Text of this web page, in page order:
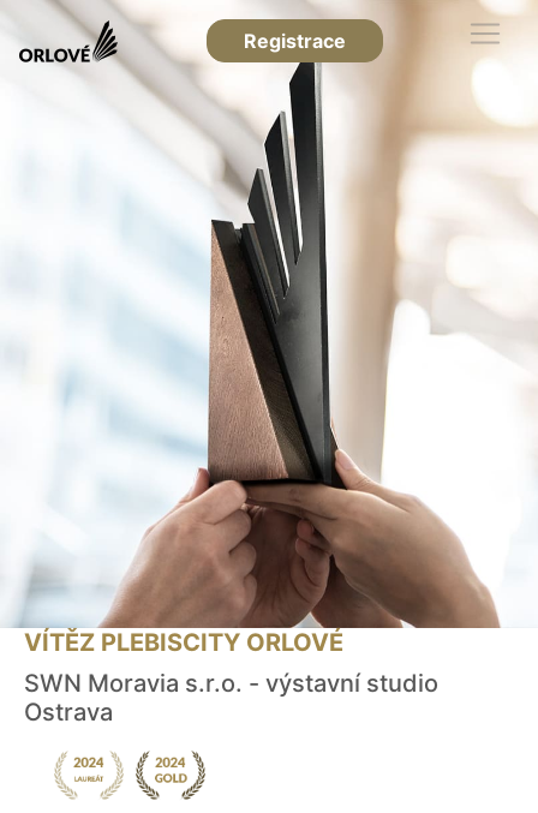
Registrace
VÍTĚZ PLEBISCITY ORLOVÉ
SWN Moravia s.r.o. - výstavní studio
Ostrava